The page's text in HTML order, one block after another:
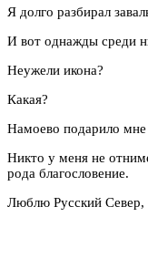
Я долго разбирал
И вот однажды среди
Неужели икона?
Какая?
Намоево подарило мне
Никто у меня не
рода благословение.
Люблю Русский Север,